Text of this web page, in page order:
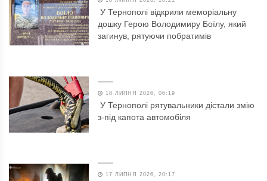
У Тернополі відкрили меморіальну
дошку Герою Володимиру Боїлу, який
загинув, рятуючи побратимів
18 ЛИПНЯ 2026, 06:19
У Тернополі рятувальники дістали змію
з-під капота автомобіля
17 ЛИПНЯ 2026, 20:17